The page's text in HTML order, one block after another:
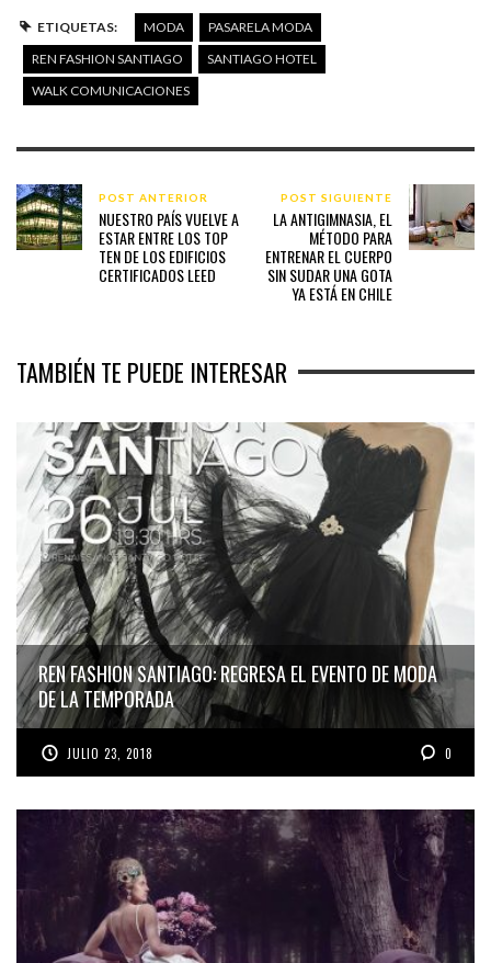
pasarela de Ren Fashion Santiago, el que se realizará en
Olas de Renaissance Santiago Hotel y que nuevamente será
producido por Pasarela Moda y Walk Comunicaciones.
WALK COMUNICACIONES
TEN DE LOS EDIFICIOS
CERTIFICADOS LEED
ENTRENAR EL CUERPO
SIN SUDAR UNA GOTA
TAMBIÉN TE PUEDE INTERESAR
REN FASHION SANTIAGO: REGRESA EL EVENTO DE MODA
DE LA TEMPORADA
JULIO 23, 2018 0